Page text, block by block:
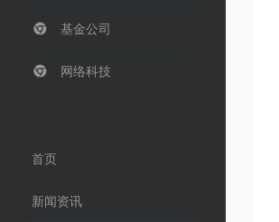
基金公司
网络科技
首页
新闻资讯